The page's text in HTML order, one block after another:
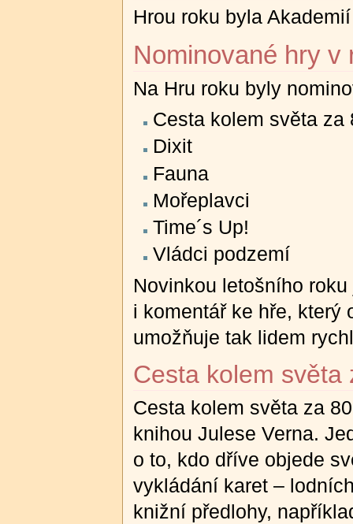
Hrou roku byla
Nominované hry v
Na Hru roku byly
Cesta kolem světa za
Dixit
Fauna
Mořeplavci
Time´s Up!
Vládci podzemí
Novinkou letošního
i komentář ke hře, který
umožňuje tak lidem
Cesta kolem světa
Cesta kolem světa za
knihou Julese Verna.
o to, kdo dříve objede
vykládání karet –
knižní předlohy,